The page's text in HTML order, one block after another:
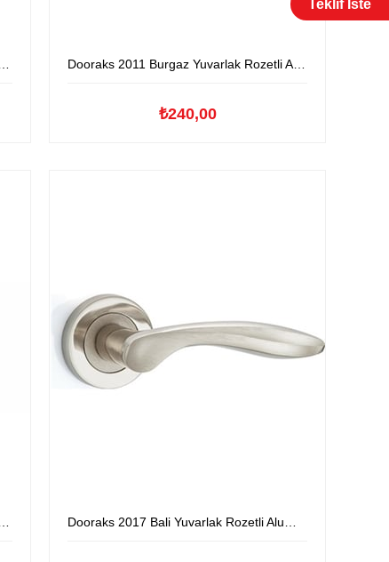
Teklif İste
Dooraks 2011 Burgaz Yuvarlak Rozetli Aluminyum Kapıkolu
₺240,00
Dooraks 2017 Bali Yuvarlak Rozetli Aluminyum Kapıkolu